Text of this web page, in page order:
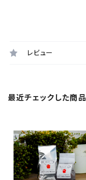
レビュー
最近チェックした商品